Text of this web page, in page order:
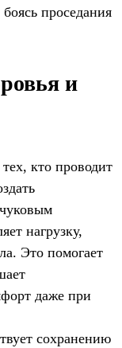
проседания
и
кто проводит
нагрузку,
Это помогает
даже при
сохранению